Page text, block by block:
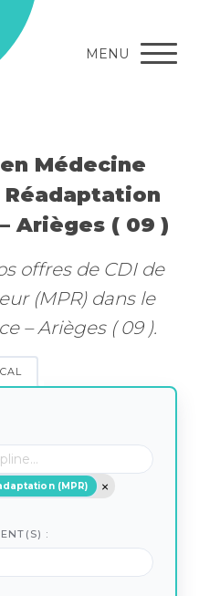
MENU
Médecine
Arièges ( 09 )
offres de CDI de
(MPR) dans le
– Arièges ( 09 ).
(MPR)
: